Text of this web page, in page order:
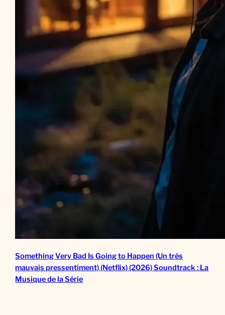
Something Very Bad Is Going to Happen (Un très
mauvais pressentiment) (Netflix) (2026) Soundtrack : La
Musique de la Série